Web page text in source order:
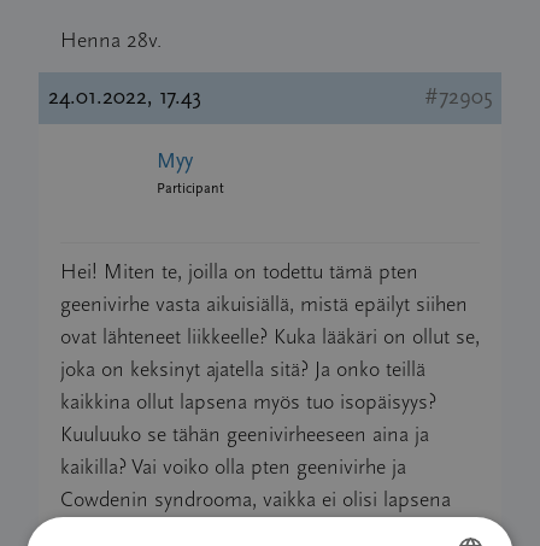
Henna 28v.
24.01.2022, 17.43 #72905
Myy
Participant
Hei! Miten te, joilla on todettu tämä pten
geenivirhe vasta aikuisiällä, mistä epäilyt siihen
ovat lähteneet liikkeelle? Kuka lääkäri on ollut se,
joka on keksinyt ajatella sitä? Ja onko teillä
kaikkina ollut lapsena myös tuo isopäisyys?
Kuuluuko se tähän geenivirheeseen aina ja
kaikilla? Vai voiko olla pten geenivirhe ja
Cowdenin syndrooma, vaikka ei olisi lapsena
ollut suuripäinen? Kiitos vastauksistanne, pohtii